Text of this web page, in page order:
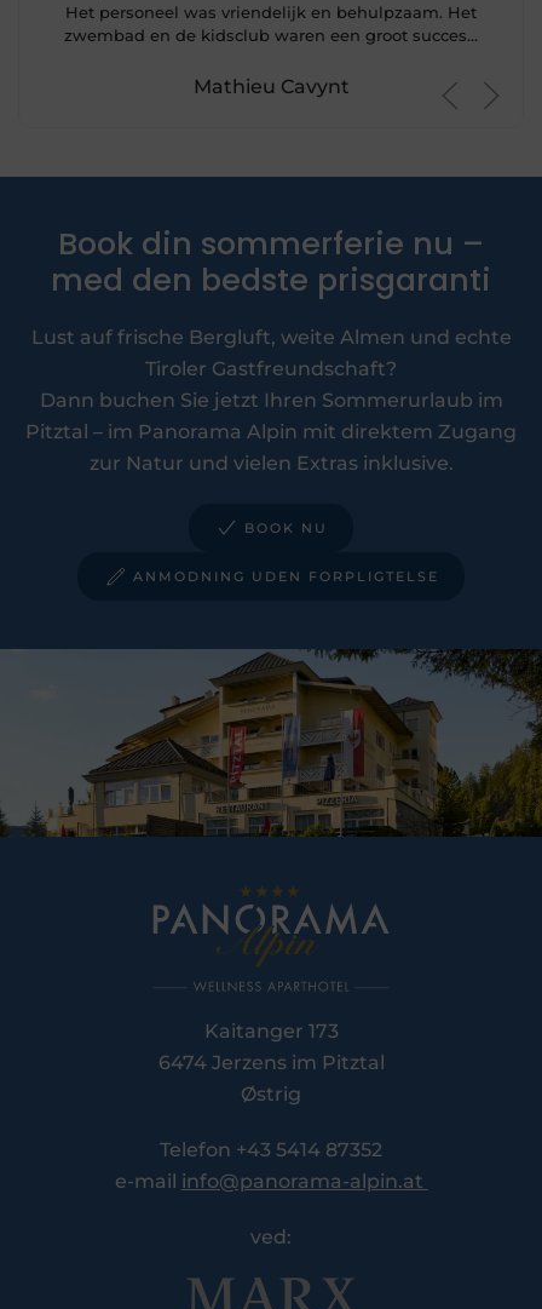
Het personeel was vriendelijk en behulpzaam. Het
zwembad en de kidsclub waren een groot succes…
Mathieu Cavynt
Book din sommerferie nu –
med den bedste prisgaranti
Lust auf frische Bergluft, weite Almen und echte
Tiroler Gastfreundschaft?
Dann buchen Sie jetzt Ihren Sommerurlaub im
Pitztal – im Panorama Alpin mit direktem Zugang
zur Natur und vielen Extras inklusive.
BOOK NU
ANMODNING UDEN FORPLIGTELSE
Kaitanger 173
6474 Jerzens im Pitztal
Østrig
Telefon +43 5414 87352
e-mail info@panorama-alpin.at
ved: